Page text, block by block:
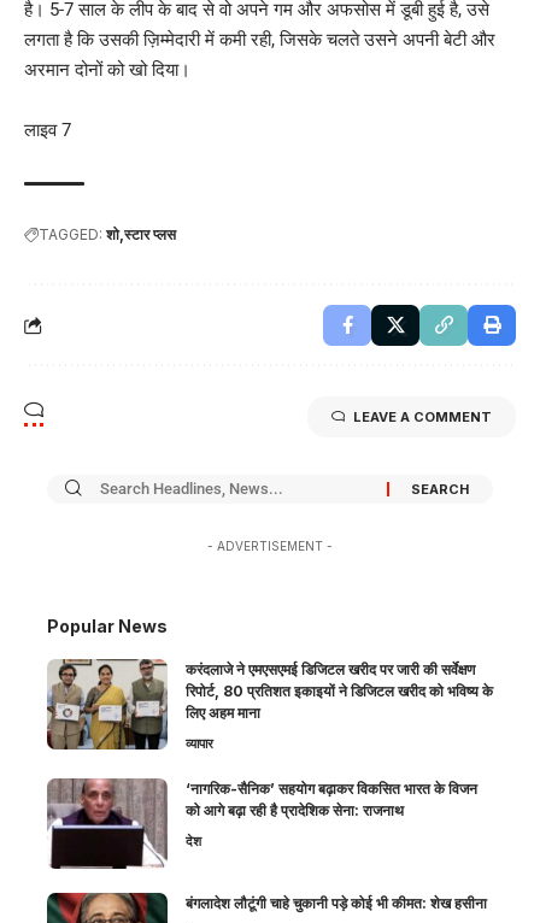
है। 5-7 साल के लीप के बाद से वो अपने गम और अफसोस में डूबी हुई है, उसे
लगता है कि उसकी ज़िम्मेदारी में कमी रही, जिसके चलते उसने अपनी बेटी और
अरमान दोनों को खो दिया।
लाइव 7
TAGGED: शो स्टार प्लस
LEAVE A COMMENT
- ADVERTISEMENT -
Popular News
करंदलाजे ने एमएसएमई डिजिटल खरीद पर जारी की सर्वेक्षण
रिपोर्ट, 80 प्रतिशत इकाइयों ने डिजिटल खरीद को भविष्य के
लिए अहम माना
व्यापार
‘नागरिक-सैनिक’ सहयोग बढ़ाकर विकसित भारत के विजन
को आगे बढ़ा रही है प्रादेशिक सेना: राजनाथ
देश
बंगलादेश लौटूंगी चाहे चुकानी पड़े कोई भी कीमत: शेख हसीना